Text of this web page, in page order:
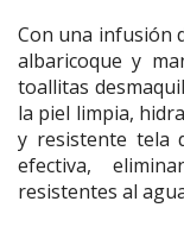
Con una infusión
albaricoque y
toallitas
la piel limpia,
y resistente tela
efectiva,
resistentes al